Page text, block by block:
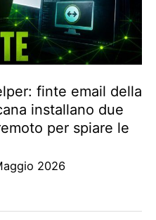
finte email della
installano due
per spiare le
2026